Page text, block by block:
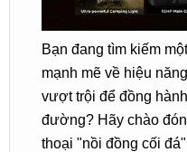
Bạn đang tìm kiếm
mạnh mẽ về hiệu
vượt trội để đồng
đường? Hãy chào đón
thoại "nồi đồng cối